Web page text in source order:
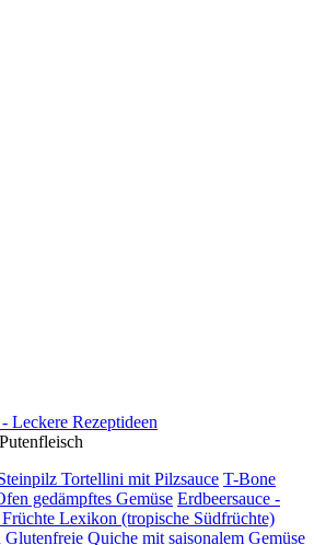
Leckere Rezeptideen
Tortellini mit Pilzsauce T-Bone
gedämpftes Gemüse Erdbeersauce -
Lexikon (tropische Südfrüchte)
Glutenfreie Quiche mit saisonalem Gemüse